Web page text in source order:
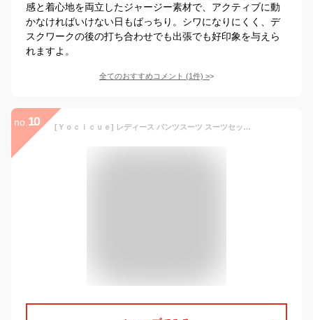
感と着心地を両立したジャージー素材で、アクティブに動
かなければいけない日もばっちり。シワになりにくく、デ
スクワークの後の打ち合わせでも出張でも好印象を与えら
れますよ。
全てのおすすめコメント (1件) >
no. 10 [Ｙｏｃｉｃｕｅ] レディース パンツスーツ スーツセット ジャケット ワイドパンツ カーキ色 ルーズフィット 体型カバー 通勤 結婚式 カジュアル